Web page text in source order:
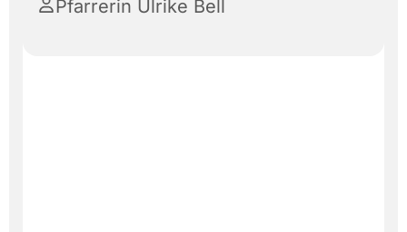
Pfarrerin Ulrike Bell